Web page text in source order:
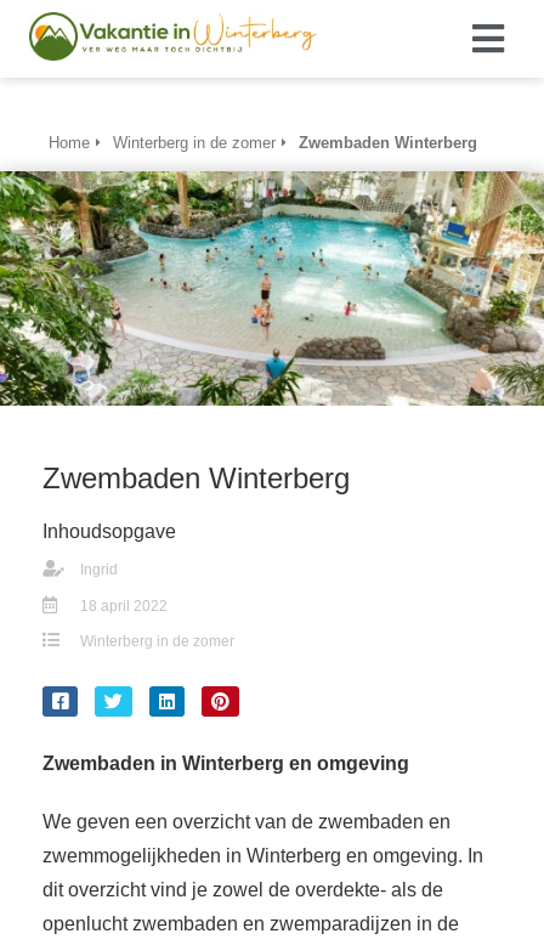
Home Winterberg in de zomer Zwembaden Winterberg
Zwembaden Winterberg
Inhoudsopgave
Ingrid
18 april 2022
Winterberg in de zomer
Zwembaden in Winterberg en omgeving
We geven een overzicht van de zwembaden en
zwemmogelijkheden in Winterberg en omgeving. In
dit overzicht vind je zowel de overdekte- als de
openlucht zwembaden en zwemparadijzen in de